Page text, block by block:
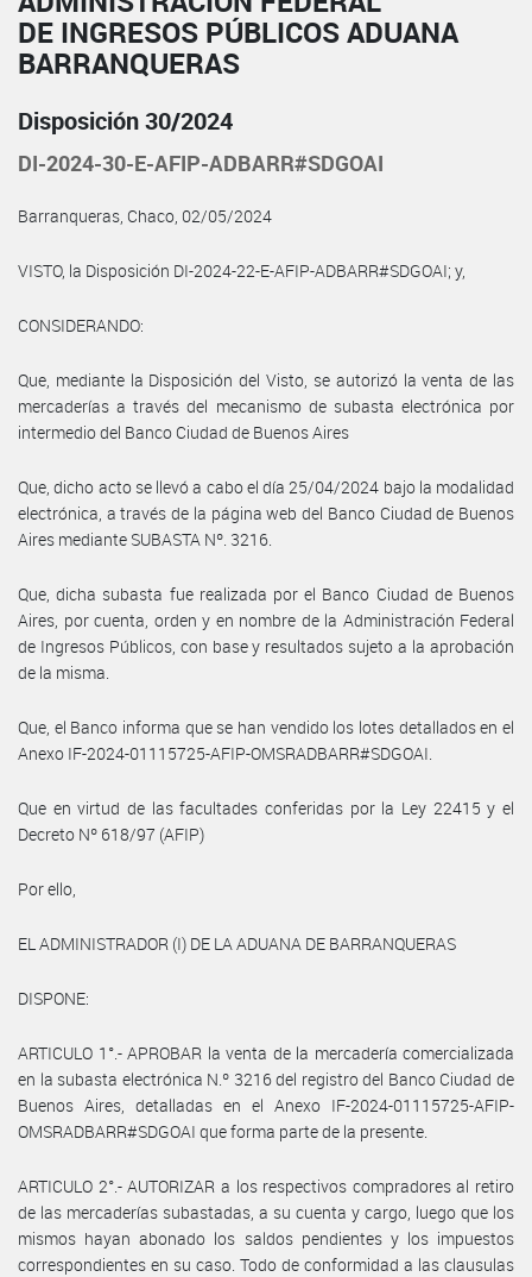
DE INGRESOS PÚBLICOS ADUANA
BARRANQUERAS
Disposición 30/2024
DI-2024-30-E-AFIP-ADBARR#SDGOAI
Barranqueras, Chaco, 02/05/2024
VISTO, la Disposición DI-2024-22-E-AFIP-ADBARR#SDGOAI; y,
CONSIDERANDO:
Que, mediante la Disposición del Visto, se autorizó la venta de las
mercaderías a través del mecanismo de subasta electrónica por
intermedio del Banco Ciudad de Buenos Aires
Que, dicho acto se llevó a cabo el día 25/04/2024 bajo la modalidad
electrónica, a través de la página web del Banco Ciudad de Buenos
Aires mediante SUBASTA Nº. 3216.
Que, dicha subasta fue realizada por el Banco Ciudad de Buenos
Aires, por cuenta, orden y en nombre de la Administración Federal
de Ingresos Públicos, con base y resultados sujeto a la aprobación
de la misma.
Que, el Banco informa que se han vendido los lotes detallados en el
Anexo IF-2024-01115725-AFIP-OMSRADBARR#SDGOAI.
Que en virtud de las facultades conferidas por la Ley 22415 y el
Decreto Nº 618/97 (AFIP)
Por ello,
EL ADMINISTRADOR (I) DE LA ADUANA DE BARRANQUERAS
DISPONE:
ARTICULO 1°.- APROBAR la venta de la mercadería comercializada
en la subasta electrónica N.º 3216 del registro del Banco Ciudad de
Buenos Aires, detalladas en el Anexo IF-2024-01115725-AFIP-
OMSRADBARR#SDGOAI que forma parte de la presente.
ARTICULO 2°.- AUTORIZAR a los respectivos compradores al retiro
de las mercaderías subastadas, a su cuenta y cargo, luego que los
mismos hayan abonado los saldos pendientes y los impuestos
correspondientes en su caso. Todo de conformidad a las clausulas